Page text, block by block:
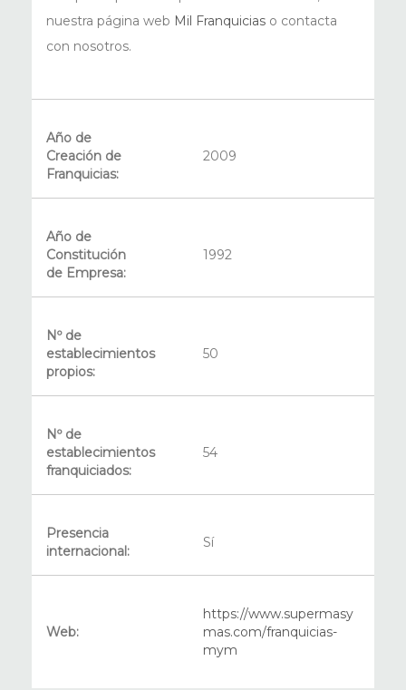
nuestra página web Mil Franquicias o contacta
con nosotros.
Año de
Creación de
Franquicias:
2009
Año de
Constitución
de Empresa:
1992
Nº de
establecimientos
propios:
50
Nº de
establecimientos
franquiciados:
54
Presencia
internacional:
Sí
Web:
https://www.supermasy
mas.com/franquicias-
mym